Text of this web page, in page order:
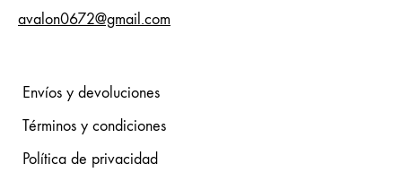
avalon0672@gmail.com
Envíos y devoluciones
Términos y condiciones
Política de privacidad